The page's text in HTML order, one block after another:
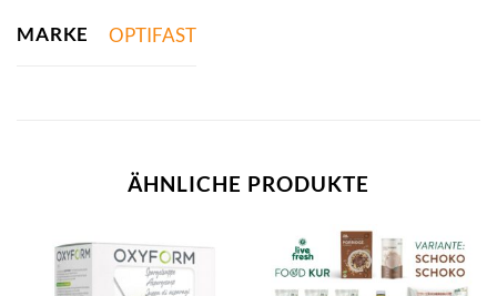
MARKE OPTIFAST
ÄHNLICHE PRODUKTE